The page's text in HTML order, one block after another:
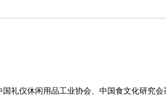
礼仪休闲用品工业协会、中国食文化研究